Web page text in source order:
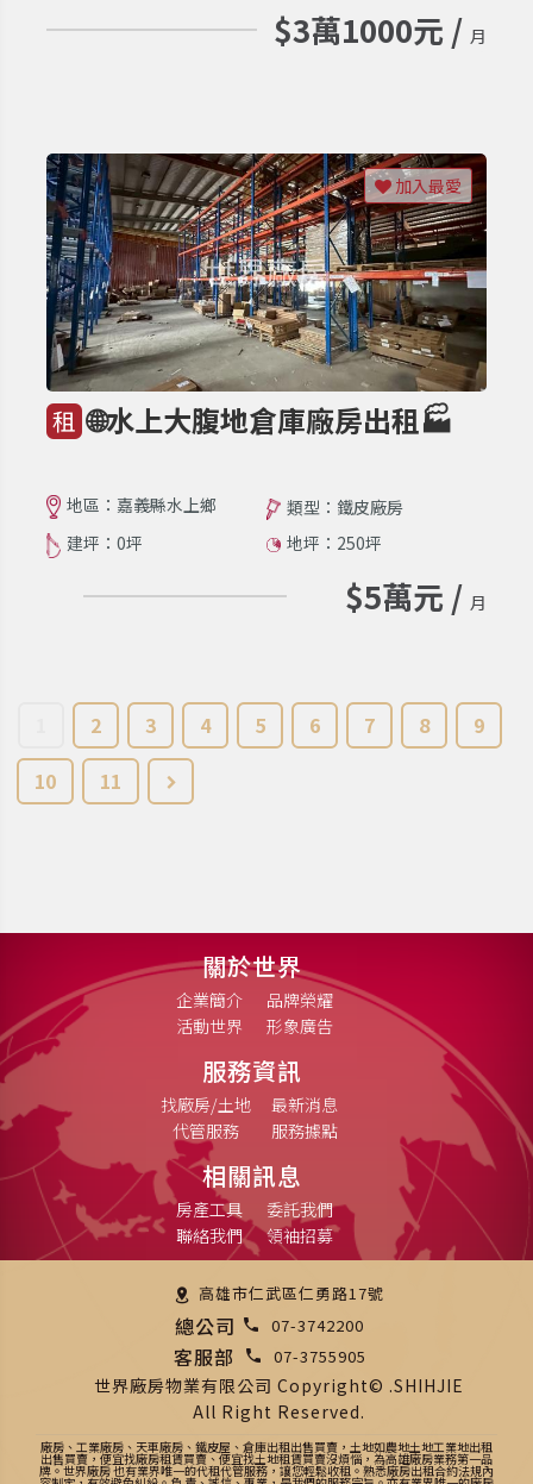
$3萬1000元 / 月
租 🌐水上大腹地倉庫廠房出租🏭
地區：嘉義縣水上鄉
類型：鐵皮廠房
建坪：0坪
地坪：250坪
$5萬元 / 月
加入最愛
2 3 4 5 6 7 8
9
10
11
關於世界
企業簡介
品牌榮耀
活動世界
形象廣告
服務資訊
找廠房/土地
最新消息
代管服務
服務據點
相關訊息
房產工具
委託我們
聯絡我們
領袖招募
高雄市仁武區仁勇路17號
總公司 07-3742200
客服部 07-3755905
世界廠房物業有限公司 Copyright© .SHIHJIE
All Right Reserved.
廠房、工業廠房、天車廠房、鐵皮屋、倉庫出租出售買賣，土地如農地土地工業地出租
出售買賣，便宜找廠房租賃買賣、便宜找土地租賃買賣沒煩惱，為高雄廠房業務第一品
牌。世界廠房 也有業界唯一的代租代管服務，讓您輕鬆收租。熟悉廠房出租合約法規內